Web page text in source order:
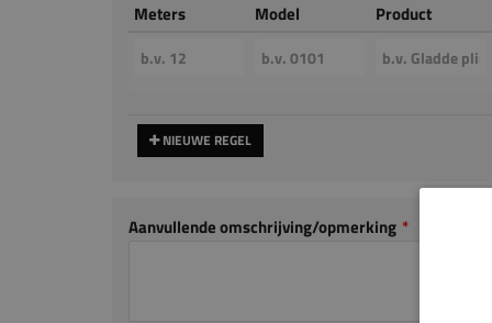
Meters
Model Product
NIEUWE REGEL
Aanvullende omschrijving/opmerking